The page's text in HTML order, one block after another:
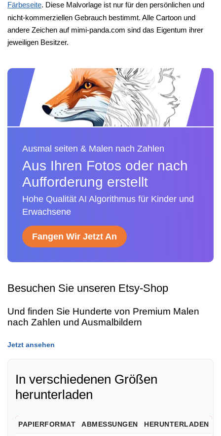
Färbeseite. Diese Malvorlage ist nur für den persönlichen und
nicht-kommerziellen Gebrauch bestimmt. Alle Cartoon und
andere Zeichen auf mimi-panda.com sind das Eigentum ihrer
jeweiligen Besitzer.
Ausmal seiten & Malen nach Zahlen
Aus Ihren Fotos oder nach
Aufforderung erstellt
Hohe Qualität AI Algorithmus für Kinder und
Erwachsene
Fangen Wir Jetzt An
Besuchen Sie unseren Etsy-Shop
Und finden Sie Hunderte von Premium Malen
nach Zahlen und Ausmalbildern
Jetzt ansehen
In verschiedenen Größen
herunterladen
PAPIERFORMAT ABMESSUNGEN HERUNTERLADEN